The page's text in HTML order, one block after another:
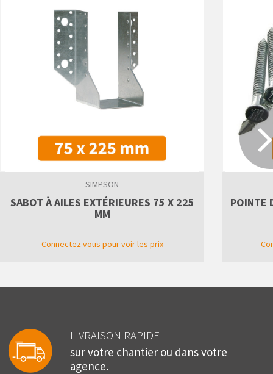
SIMPSON
SABOT À AILES EXTÉRIEURES 75 X 225
MM
Connectez vous pour voir les prix
POINTE
LIVRAISON RAPIDE
sur votre chantier ou dans votre
agence.